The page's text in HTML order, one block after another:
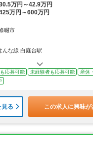
万円～42.9万円
425万円～600万円
畷市
んな線 白庭台駅
応募可能 未経験者も応募可能
産休
る この求人に興味が